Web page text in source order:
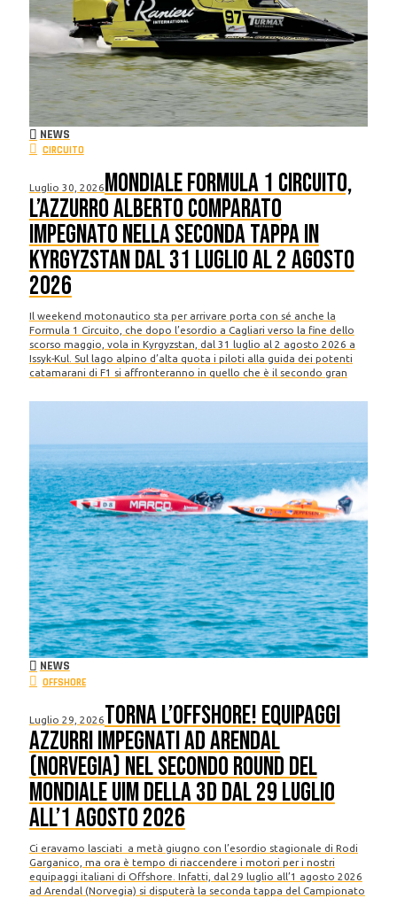
NEWS
CIRCUITO
Luglio 30, 2026Mondiale Formula 1 Circuito,
l’azzurro Alberto Comparato
impegnato nella seconda tappa in
Kyrgyzstan dal 31 luglio al 2 agosto
2026
Il weekend motonautico sta per arrivare porta con sé anche la
Formula 1 Circuito, che dopo l’esordio a Cagliari verso la fine dello
scorso maggio, vola in Kyrgyzstan, dal 31 luglio al 2 agosto 2026 a
Issyk-Kul. Sul lago alpino d’alta quota i piloti alla guida dei potenti
catamarani di F1 si affronteranno in quello che è il secondo gran
NEWS
OFFSHORE
Luglio 29, 2026Torna l’Offshore! Equipaggi
azzurri impegnati ad Arendal
(Norvegia) nel secondo round del
Mondiale UIM della 3D dal 29 luglio
all’1 agosto 2026
Ci eravamo lasciati a metà giugno con l’esordio stagionale di Rodi
Garganico, ma ora è tempo di riaccendere i motori per i nostri
equipaggi italiani di Offshore. Infatti, dal 29 luglio all’1 agosto 2026
ad Arendal (Norvegia) si disputerà la seconda tappa del Campionato